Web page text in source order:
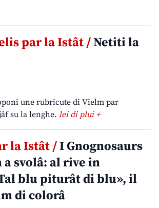
par la Istât /Netiti la
une rubricute di Vielm par
su la lenghe. lei di plui +
la Istât /I Gnognosaurs
svolâ: al rive in
blu piturât di blu», il
di colorâ